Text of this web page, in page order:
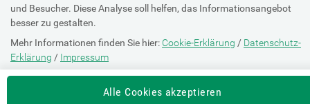
und Besucher. Diese Analyse soll helfen, das Informationsangebot
besser zu gestalten.
Mehr Informationen finden Sie hier: Cookie-Erklärung / Datenschutz-
Erklärung / Impressum
Die Einstellung können Sie jederzeit auf der Seite "Cookie-Erklärung"
Alle Cookies akzeptieren